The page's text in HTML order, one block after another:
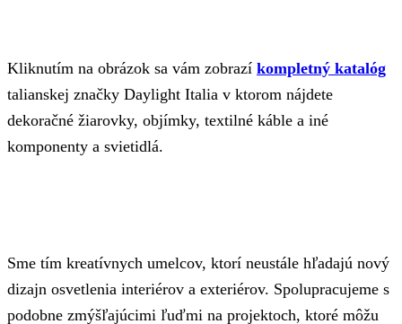
Kliknutím na obrázok sa vám zobrazí kompletný katalóg
talianskej značky Daylight Italia v ktorom nájdete
dekoračné žiarovky, objímky, textilné káble a iné
komponenty a svietidlá.
Sme tím kreatívnych umelcov, ktorí neustále hľadajú nový
dizajn osvetlenia interiérov a exteriérov. Spolupracujeme s
podobne zmýšľajúcimi ľuďmi na projektoch, ktoré môžu